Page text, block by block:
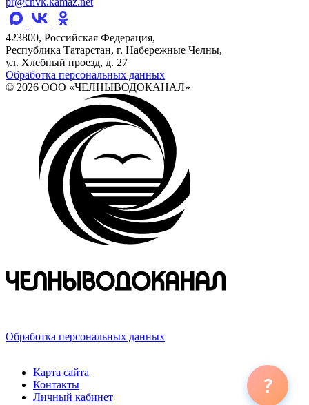
423800, Российская Федерация,
Республика Татарстан, г. Набережные Челны,
ул. Хлебный проезд, д. 27
Обработка персональных данных
© 2026 ООО «ЧЕЛНЫВОДОКАНАЛ»
Обработка персональных данных
Карта сайта
Контакты
Личный кабинет
?